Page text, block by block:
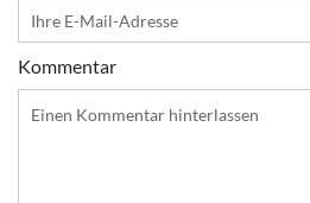
Kommentar